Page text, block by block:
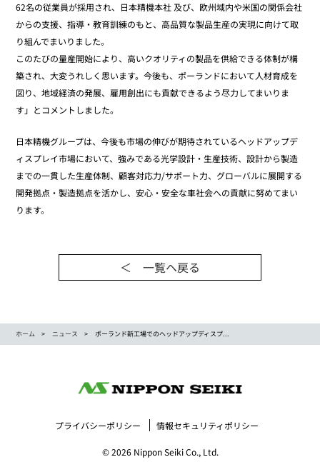
62名の従業員が採用され、日本精機本社 及び、欧州域内や米国の関係会社
からの支援、指導・教育訓練のもと、高品質な製品生産の実現に向けて取
り組んでまいりました。
このたびの量産開始により、高いクオリティの製品を供給できる体制が構
築され、大変うれしく思います。今後も、ポーランドにおいて人材育成を
図り、地域経済の発展、雇用創出にも貢献できるよう尽力してまいりま
す」とコメントしました。
日本精機グループは、今後も市場の伸びが期待されているヘッドアップデ
ィスプレイ市場において、強みである光学設計・生産技術、設計から製造
までの一貫した生産体制、顧客対応力/サポート力、グローバルに展開する
開発拠点・製造拠点を活かし、安心・安全な車社会への貢献に努めてまい
ります。
＜ 一覧ヘ戻る
ホーム ニュース ポーランド新工場でのヘッドアップディスプ...
プライバシーポリシー 情報セキュリティポリシー
© 2026 Nippon Seiki Co., Ltd.